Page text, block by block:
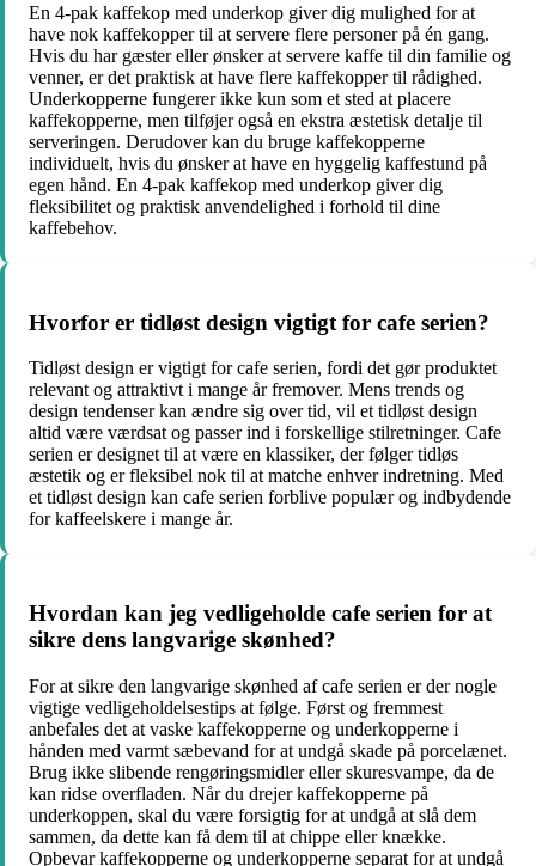
En 4-pak kaffekop med underkop giver dig mulighed for at
have nok kaffekopper til at servere flere personer på én gang.
Hvis du har gæster eller ønsker at servere kaffe til din familie og
venner, er det praktisk at have flere kaffekopper til rådighed.
Underkopperne fungerer ikke kun som et sted at placere
kaffekopperne, men tilføjer også en ekstra æstetisk detalje til
serveringen. Derudover kan du bruge kaffekopperne
individuelt, hvis du ønsker at have en hyggelig kaffestund på
egen hånd. En 4-pak kaffekop med underkop giver dig
fleksibilitet og praktisk anvendelighed i forhold til dine
kaffebehov.
Hvorfor er tidløst design vigtigt for cafe serien?
Tidløst design er vigtigt for cafe serien, fordi det gør produktet
relevant og attraktivt i mange år fremover. Mens trends og
design tendenser kan ændre sig over tid, vil et tidløst design
altid være værdsat og passer ind i forskellige stilretninger. Cafe
serien er designet til at være en klassiker, der følger tidløs
æstetik og er fleksibel nok til at matche enhver indretning. Med
et tidløst design kan cafe serien forblive populær og indbydende
for kaffeelskere i mange år.
Hvordan kan jeg vedligeholde cafe serien for at
sikre dens langvarige skønhed?
For at sikre den langvarige skønhed af cafe serien er der nogle
vigtige vedligeholdelsestips at følge. Først og fremmest
anbefales det at vaske kaffekopperne og underkopperne i
hånden med varmt sæbevand for at undgå skade på porcelænet.
Brug ikke slibende rengøringsmidler eller skuresvampe, da de
kan ridse overfladen. Når du drejer kaffekopperne på
underkoppen, skal du være forsigtig for at undgå at slå dem
sammen, da dette kan få dem til at chippe eller knække.
Opbevar kaffekopperne og underkopperne separat for at undgå